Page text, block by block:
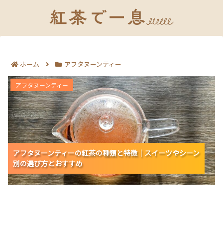
ホーム アフタヌーンティー
アフタヌーンティーの紅茶の種類と特徴｜スイーツやシ
ーン別の選び方とおすすめ
アフタヌーンティーの紅茶の種類と特徴｜スイーツやシーン
別の選び方とおすすめ
アフタヌーンティーの紅茶の種類と特徴｜スイーツやシーン
別の選び方とおすすめ
アフタヌーンティーの紅茶の種類と特徴｜スイーツやシーン
別の選び方とおすすめ
アフタヌーンティー